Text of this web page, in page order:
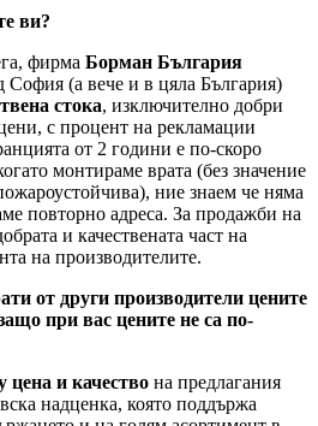
ви?
фирма Борман България
София (а вече и в цяла България)
стока, изключително добри
с процент на рекламации
от 2 години е по-скоро
монтираме врата (без значение
ние знаем че няма
повторно адреса. За продажби на
и качествената част на
на производителите.
от други производители цените
при вас цените не са по-
цена и качество на предлагания
надценка, която поддържа